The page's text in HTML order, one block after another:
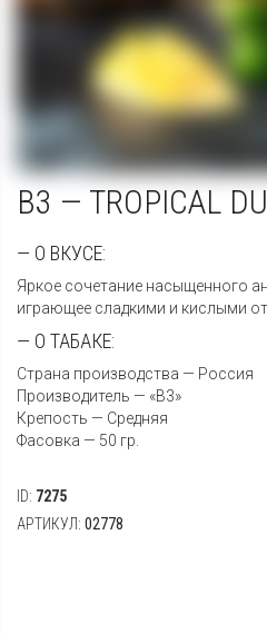
B3 — TROPICAL
— О ВКУСЕ:
Яркое сочетание насыщенного
играющее сладкими и кислыми
— О ТАБАКЕ:
Страна производства — Россия
Производитель — «B3»
Крепость — Средняя
Фасовка — 50 гр.
ID: 7275
АРТИКУЛ: 02778